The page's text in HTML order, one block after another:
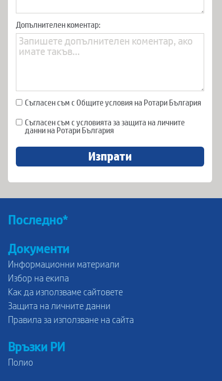
Допълнителен коментар:
Съгласен съм с Общите условия на Ротари България
Съгласен съм с условията за защита на личните
данни на Ротари България
Изпрати
Последно*
Документи
Информационни материали
Избор на екипа
Как да използваме сайтовете
Защита на личните данни
Правила за използване на сайта
Връзки РИ
Полио